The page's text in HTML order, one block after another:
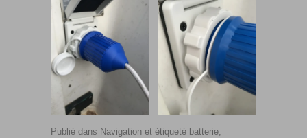
Publié dans Navigation et étiqueté batterie